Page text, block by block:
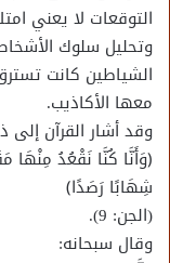
التوقعات لا يعني
وتحليل سلوك
الشياطين كانت
معها الأكاذيب.
وقد أشار القرآن إلى
﴿وَأَنَّا كُنَّا نَقْعُدُ
شِهَابًا رَصَدًا﴾
(الجن: 9).
وقال سبحانه: